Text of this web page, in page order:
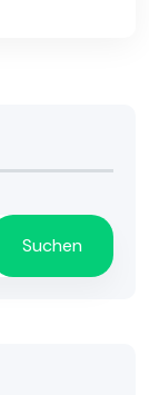
Suchen